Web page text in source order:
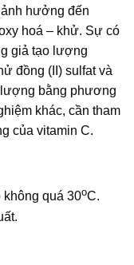
hưởng đến
hoá – khử. Sự có
giả tạo lượng
đồng (II) sulfat và
bằng phương
khác, cần tham
của vitamin C.
không quá 30oC.